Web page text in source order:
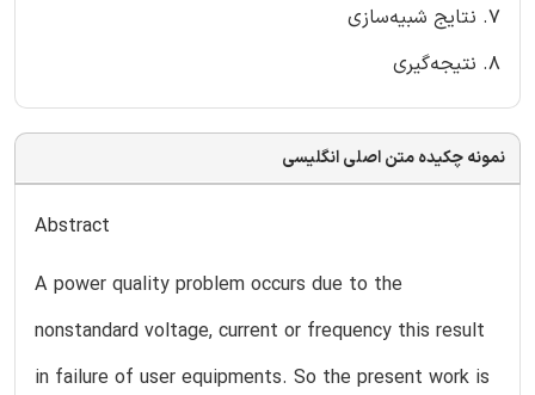
7. نتایج شبیه‌سازی
8. نتیجه‌گیری
نمونه چکیده متن اصلی انگلیسی
Abstract
A power quality problem occurs due to the
nonstandard voltage, current or frequency this result
in failure of user equipments. So the present work is